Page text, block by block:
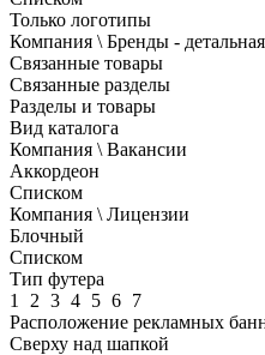
Только логотипы
Компания \ Бренды - детальная
Связанные товары
Связанные разделы
Разделы и товары
Вид каталога
Компания \ Вакансии
Аккордеон
Списком
Компания \ Лицензии
Блочный
Списком
Тип футера
1
2 3 4 5 6 7
Расположение рекламных
Сверху над шапкой